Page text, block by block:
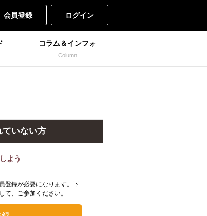
会員登録 ログイン
コラム＆インフォ
Column
ていない方
よう
登録が必要になります。下
て、ご参加ください。